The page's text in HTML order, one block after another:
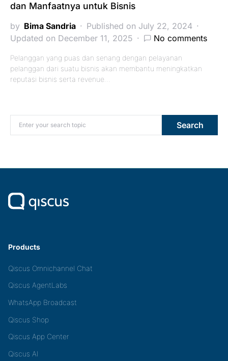
dan Manfaatnya untuk Bisnis
by Bima Sandria
Published on July 22, 2024
Updated on December 11, 2025
No comments
Pelanggan yang puas dan senang dengan pelayanan
pelanggan dari suatu bisnis akan membantu meningkatkan
reputasi bisnis serta revenue…
Search for: Search
Products
Qiscus Omnichannel Chat
Qiscus AgentLabs
WhatsApp Broadcast
Qiscus Shop
Qiscus App Center
Qiscus AI